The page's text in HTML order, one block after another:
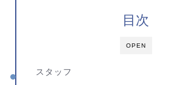
OPEN
目次
スタッフ